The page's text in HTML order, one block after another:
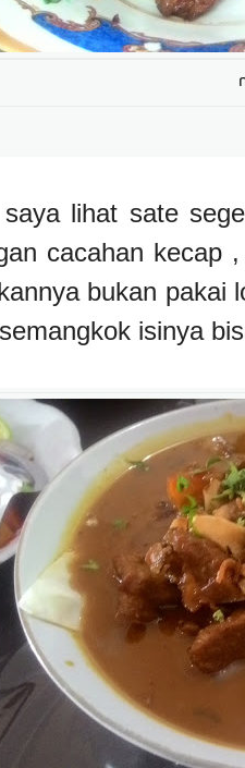
lihat sate
cacahan kecap
bukan pakai
isinya